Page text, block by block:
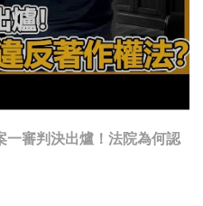
一審判決出爐！法院為何認